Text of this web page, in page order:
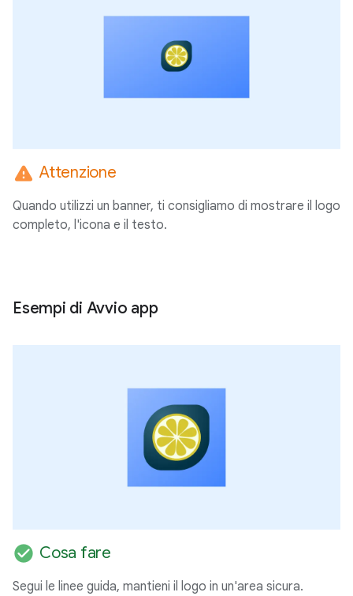
warning Attenzione
Quando utilizzi un banner, ti consigliamo di mostrare il logo
completo, l'icona e il testo.
Esempi di Avvio app
check_circle Cosa fare
Segui le linee guida, mantieni il logo in un'area sicura.